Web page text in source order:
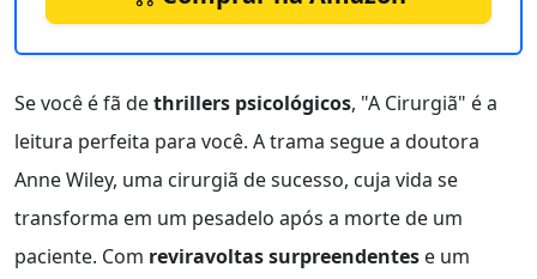
Se você é fã dethrillers psicológicos, "A Cirurgiã" é a
leitura perfeita para você. A trama segue a doutora
Anne Wiley, uma cirurgiã de sucesso, cuja vida se
transforma em um pesadelo após a morte de um
paciente. Com reviravoltas surpreendentes e um